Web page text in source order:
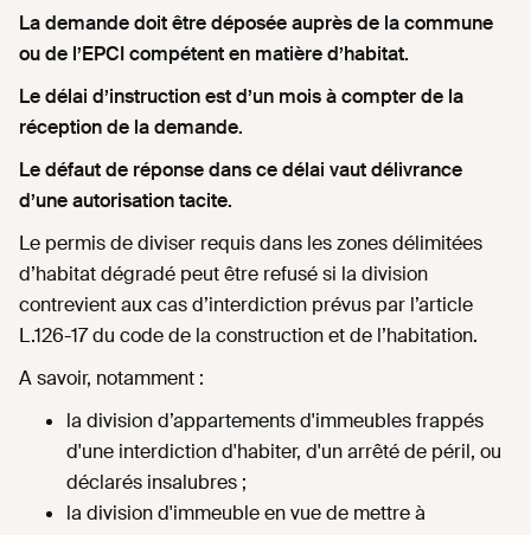
La demande doit être déposée auprès de la commune
ou de l’EPCI compétent en matière d’habitat.
Le délai d’instruction est d’un mois à compter de la
réception de la demande.
Le défaut de réponse dans ce délai vaut délivrance
d’une autorisation tacite.
Le permis de diviser requis dans les zones délimitées
d’habitat dégradé peut être refusé si la division
contrevient aux cas d’interdiction prévus par l’article
L.126-17 du code de la construction et de l’habitation.
A savoir, notamment :
la division d’appartements d'immeubles frappés
d'une interdiction d'habiter, d'un arrêté de péril, ou
déclarés insalubres ;
la division d'immeuble en vue de mettre à